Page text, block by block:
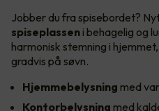
Jobber du fra spisebordet?
spiseplassen i behagelig og
harmonisk stemning i
gradvis på søvn.
Hjemmebelysning med
Kontorbelysning med